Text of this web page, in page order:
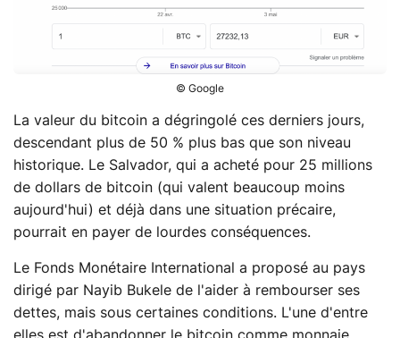
© Google
La valeur du bitcoin a dégringolé ces derniers jours,
descendant plus de 50 % plus bas que son niveau
historique. Le Salvador, qui a acheté pour 25 millions
de dollars de bitcoin (qui valent beaucoup moins
aujourd'hui) et déjà dans une situation précaire,
pourrait en payer de lourdes conséquences.
Le Fonds Monétaire International a proposé au pays
dirigé par Nayib Bukele de l'aider à rembourser ses
dettes, mais sous certaines conditions. L'une d'entre